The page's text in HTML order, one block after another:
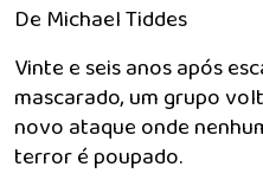
De Michael Tiddes
Vinte e seis anos após
mascarado, um grupo
novo ataque onde
terror é poupado.